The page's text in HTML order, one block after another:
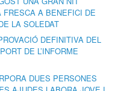
A BENEFICI DE
LA SOLEDAT
DEFINITIVA DEL
DE L’INFORME
DUES PERSONES